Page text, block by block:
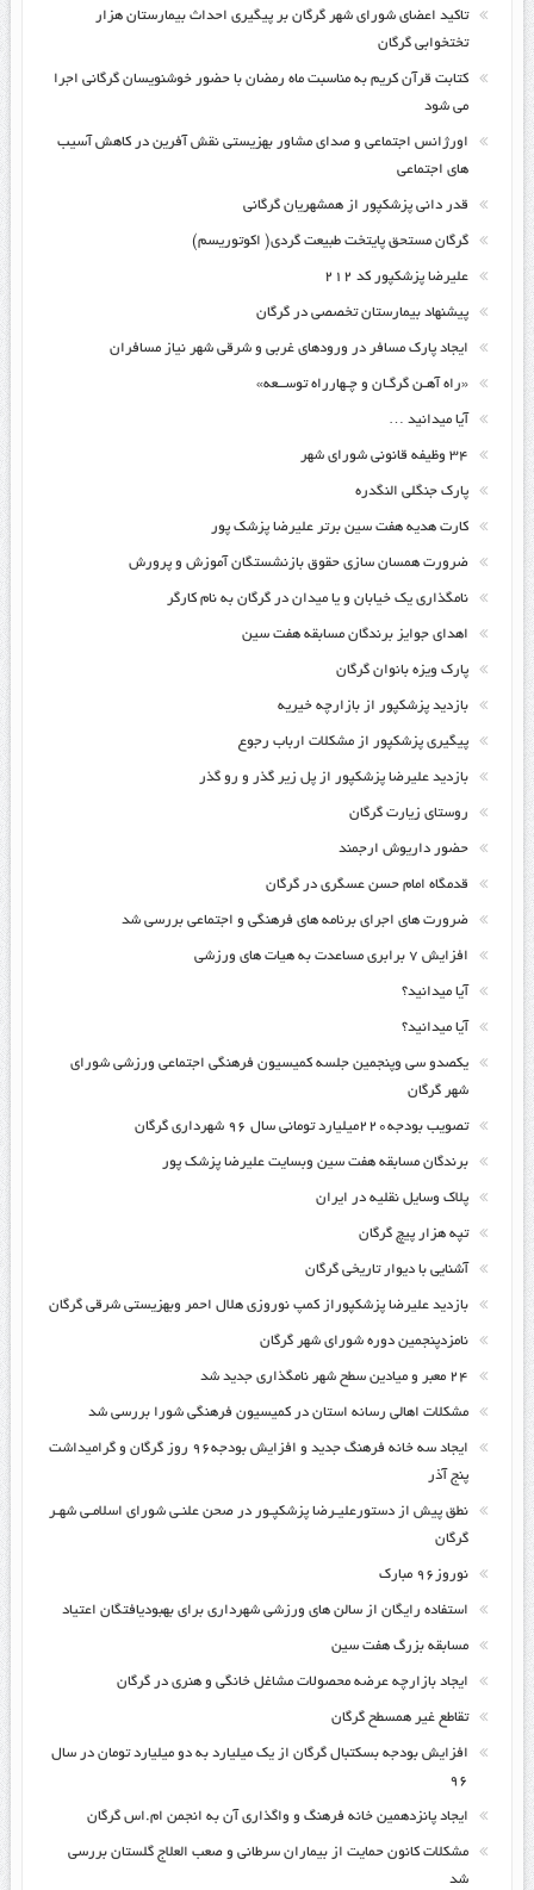
تاکید اعضای شورای شهر گرگان بر پیگیری احداث بیمارستان هزار
تختخوابی گرگان
کتابت قرآن کریم به مناسبت ماه رمضان با حضور خوشنویسان گرگانی اجرا
می شود
اورژانس اجتماعی و صدای مشاور بهزیستی نقش آفرین در کاهش آسیب
های اجتماعی
قدر دانی پزشکپور از همشهریان گرگانی
گرگان مستحق پایتخت طبیعت گردی( اکوتوریسم)
علیرضا پزشکپور کد ۲۱۲
پیشنهاد بیمارستان تخصصی در گرگان
ایجاد پارک مسافر در ورودهای غربی و شرقی شهر نیاز مسافران
«راه آهـن گرگـان و چـهارراه توســعه»
آیا میدانید …
۳۴ وظیفه قانونی شورای شهر
پارک جنگلی النگدره
کارت هدیه هفت سین برتر علیرضا پزشک پور
ضرورت همسان سازی حقوق بازنشستگان آموزش و پرورش
نامگذاری یک خیابان و یا میدان در گرگان به نام کارگر
اهدای جوایز برندگان مسابقه هفت سین
پارک ویزه بانوان گرگان
بازدید پزشکپور از بازارچه خیریه
پیگیری پزشکپور از مشکلات ارباب رجوع
بازدید علیرضا پزشکپور از پل زیر گذر و رو گذر
روستای زیارت گرگان
حضور داریوش ارجمند
قدمگاه امام حسن عسگری در گرگان
ضرورت های اجرای برنامه های فرهنگی و اجتماعی بررسی شد
افزایش ۷ برابری مساعدت به هیات های ورزشی
آیا میدانید؟
آیا میدانید؟
یکصدو سی وپنجمین جلسه کمیسیون فرهنگی اجتماعی ورزشی شورای
شهر گرگان
تصویب بودجه۲۲۰میلیارد تومانی سال ۹۶ شهرداری گرگان
برندگان مسابقه هفت سین وبسایت علیرضا پزشک پور
پلاک وسایل نقلیه در ایران
تپه هزار پیچ گرگان
آشنایی با دیوار تاریخی گرگان
بازدید علیرضا پزشکپوراز کمپ نوروزی هلال احمر وبهزیستی شرقی گرگان
نامزدپنجمین دوره شورای شهر گرگان
۲۴ معبر و میادین سطح شهر نامگذاری جدید شد
مشکلات اهالی رسانه استان در کمیسیون فرهنگی شورا بررسی شد
ایجاد سه خانه فرهنگ جدید و افزایش بودجه۹۶ روز گرگان و گرامیداشت
پنج آذر
نطق پیش از دستورعلیـرضا پزشکپـور در صحن علنـی شورای اسلامـی شهـر
گرگان
نوروز۹۶ مبارک
استفاده رایگان از سالن های ورزشی شهرداری برای بهبودیافتگان اعتیاد
مسابقه بزرگ هفت سین
ایجاد بازارچه عرضه محصولات مشاغل خانگی و هنری در گرگان
تقاطع غیر همسطح گرگان
افزایش بودجه بسکتبال گرگان از یک میلیارد به دو میلیارد تومان در سال
۹۶
ایجاد پانزدهمین خانه فرهنگ و واگذاری آن به انجمن ام.اس گرگان
مشکلات کانون حمایت از بیماران سرطانی و صعب العلاج گلستان بررسی
شد